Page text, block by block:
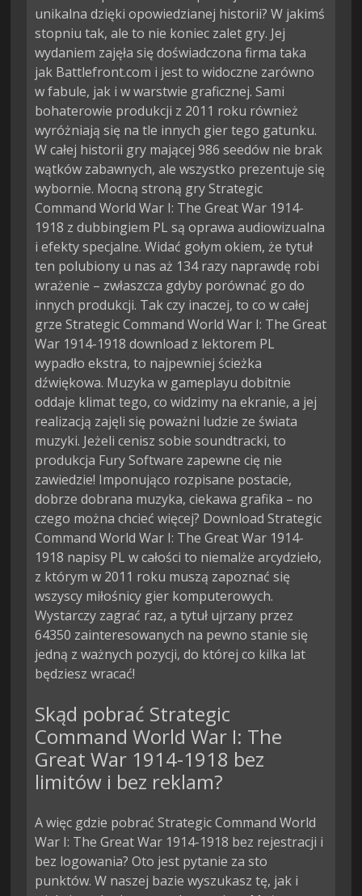
unikalna dzięki opowiedzianej historii? W jakimś
stopniu tak, ale to nie koniec zalet gry. Jej
wydaniem zajęła się doświadczona firma taka
jak Battlefront.com i jest to widoczne zarówno
w fabule, jak i w warstwie graficznej. Sami
bohaterowie produkcji z 2011 roku również
wyróżniają się na tle innych gier tego gatunku.
W całej historii gry mającej 986 seedów nie brak
wątków zabawnych, ale wszystko prezentuje się
wybornie. Mocną stroną gry Strategic
Command World War I: The Great War 1914-
1918 z dubbingiem PL są oprawa audiowizualna
i efekty specjalne. Widać gołym okiem, że tytuł
ten polubiony u nas aż 134 razy naprawdę robi
wrażenie – zwłaszcza gdyby porównać go do
innych produkcji. Tak czy inaczej, to co w całej
grze Strategic Command World War I: The Great
War 1914-1918 download z lektorem PL
wypadło ekstra, to najpewniej ścieżka
dźwiękowa. Muzyka w gameplayu dobitnie
oddaje klimat tego, co widzimy na ekranie, a jej
realizacją zajęli się poważni ludzie ze świata
muzyki. Jeżeli cenisz sobie soundtracki, to
produkcja Fury Software zapewne cię nie
zawiedzie! Imponująco rozpisane postacie,
dobrze dobrana muzyka, ciekawa grafika – no
czego można chcieć więcej? Download Strategic
Command World War I: The Great War 1914-
1918 napisy PL w całości to niemalże arcydzieło,
z którym w 2011 roku muszą zapoznać się
wszyscy miłośnicy gier komputerowych.
Wystarczy zagrać raz, a tytuł ujrzany przez
64350 zainteresowanych na pewno stanie się
jedną z ważnych pozycji, do której co kilka lat
będziesz wracać!
Skąd pobrać Strategic
Command World War I: The
Great War 1914-1918 bez
limitów i bez reklam?
A więc gdzie pobrać Strategic Command World
War I: The Great War 1914-1918 bez rejestracji i
bez logowania? Oto jest pytanie za sto
punktów. W naszej bazie wyszukasz tę, jak i